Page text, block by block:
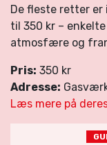
De fleste retter
til 350 kr –
atmosfære og
Pris: 350 kr
Adresse:
Læs mere på